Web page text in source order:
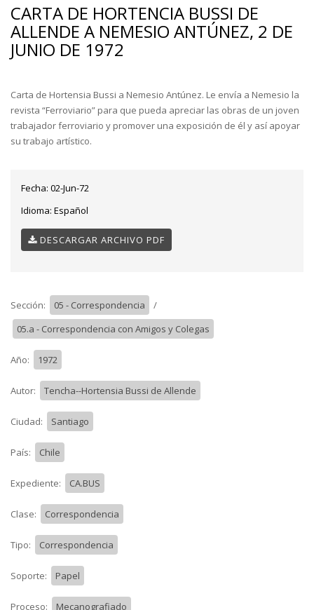
CARTA DE HORTENCIA BUSSI DE
ALLENDE A NEMESIO ANTÚNEZ, 2 DE
JUNIO DE 1972
Carta de Hortensia Bussi a Nemesio Antúnez. Le envía a Nemesio la
revista “Ferroviario” para que pueda apreciar las obras de un joven
trabajador ferroviario y promover una exposición de él y así apoyar
su trabajo artístico.
Fecha: 02-Jun-72
Idioma: Español
DESCARGAR ARCHIVO PDF
Sección: 05 - Correspondencia
/
05.a - Correspondencia con Amigos y Colegas
Año: 1972
Autor: Tencha--Hortensia Bussi de Allende
Ciudad: Santiago
País: Chile
Expediente: CA.BUS
Clase: Correspondencia
Tipo: Correspondencia
Soporte: Papel
Proceso: Mecanografiado